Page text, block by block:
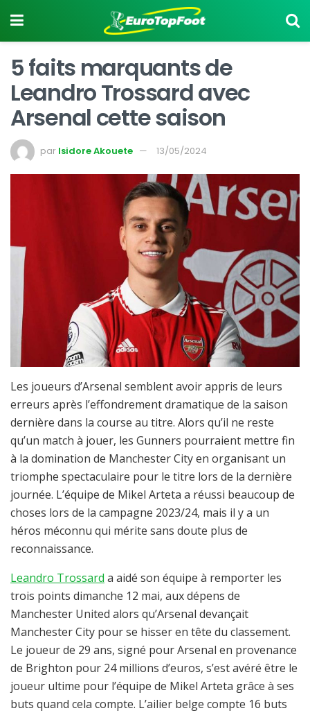
5 faits marquants de
Leandro Trossard avec
Arsenal cette saison
par Isidore Akouete 13/05/2024
Les joueurs d’Arsenal semblent avoir appris de leurs
erreurs après l’effondrement dramatique de la saison
dernière dans la course au titre. Alors qu’il ne reste
qu’un match à jouer, les Gunners pourraient mettre fin
à la domination de Manchester City en organisant un
triomphe spectaculaire pour le titre lors de la dernière
journée. L’équipe de Mikel Arteta a réussi beaucoup de
choses lors de la campagne 2023/24, mais il y a un
héros méconnu qui mérite sans doute plus de
reconnaissance.
Leandro Trossard a aidé son équipe à remporter les
trois points dimanche 12 mai, aux dépens de
Manchester United alors qu’Arsenal devançait
Manchester City pour se hisser en tête du classement.
Le joueur de 29 ans, signé pour Arsenal en provenance
de Brighton pour 24 millions d’euros, s’est avéré être le
joueur ultime pour l’équipe de Mikel Arteta grâce à ses
buts quand cela compte. L’ailier belge compte 16 buts